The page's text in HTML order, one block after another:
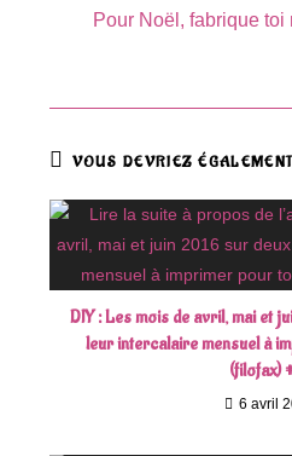
Pour Noël, fabrique
VOUS DEVRIEZ
DIY : Les mois de avril, mai et
leur intercalaire mensuel à
(filofax)
6 avril